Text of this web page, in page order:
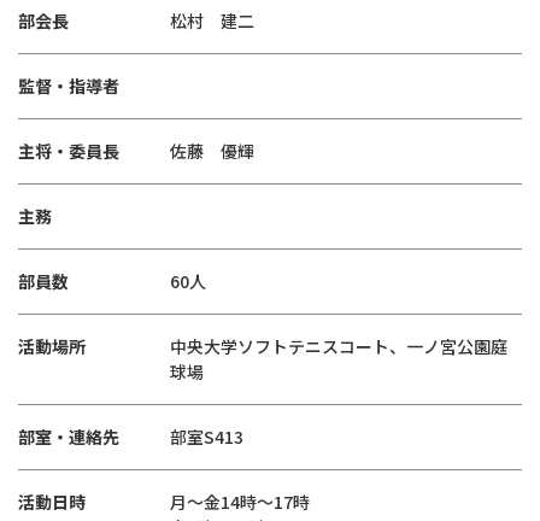
部会長 松村 建二
監督・指導者
主将・委員長 佐藤 優輝
主務
部員数 60人
活動場所
中央大学ソフトテニスコート、一ノ宮公園庭
球場
部室・連絡先 部室S413
活動日時
月～金14時～17時